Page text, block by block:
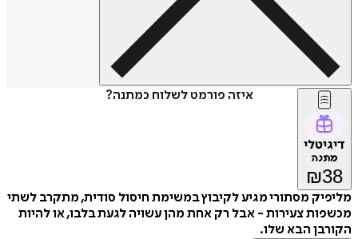
איזה פורמט לשלוח כמתנה?
דיגיטלי
מתנה
₪38
מליפיק מסתורי מגיע לקיבוץ במשימת חיסול סודית, מתקרב לשתי
מכשפות צעירות - אבל רק אחת מהן עשויה לגעת בלבו, או להיות
הקורבן הבא שלו.